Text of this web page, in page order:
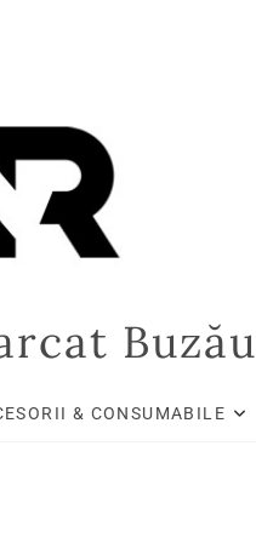
Buzău
& CONSUMABILE